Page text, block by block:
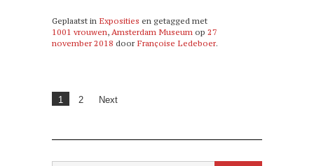
Geplaatst in Exposities en getagged met
1001 vrouwen, Amsterdam Museum op 27
november 2018 door Françoise Ledeboer.
1 2 Next